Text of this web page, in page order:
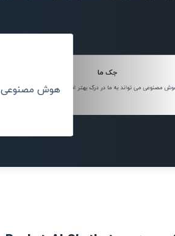
جک ما
مصنوعی می تواند به ما در درک بهتر انسان کمک کند.هوش مصنوعی